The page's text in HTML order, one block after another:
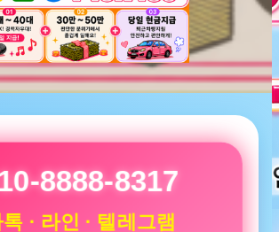
8888-8317
· 라인 · 텔레그램